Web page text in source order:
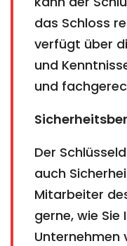
das Schloss
verfügt über
und
und
Der
auch
Mitarbeiter
gerne, wie Sie
Unternehmen